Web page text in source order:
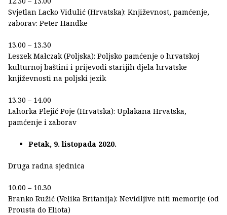
Svjetlan Lacko Vidulić (Hrvatska): Književnost, pamćenje,
zaborav: Peter Handke
13.00 – 13.30
Leszek Małczak (Poljska): Poljsko pamćenje o hrvatskoj
kulturnoj baštini i prijevodi starijih djela hrvatske
književnosti na poljski jezik
13.30 – 14.00
Lahorka Plejić Poje (Hrvatska): Uplakana Hrvatska,
pamćenje i zaborav
Petak, 9. listopada 2020.
Druga radna sjednica
10.00 – 10.30
Branko Ružić (Velika Britanija): Nevidljive niti memorije (od
Prousta do Eliota)